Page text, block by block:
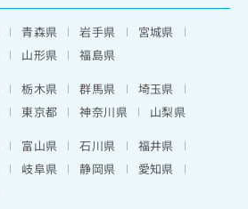
青森県 岩手県
宮城県
山形県
福島県
栃木県 群馬県
埼玉県
東京都 神奈川県
山梨県
富山県 石川県
福井県
岐阜県 静岡県
愛知県